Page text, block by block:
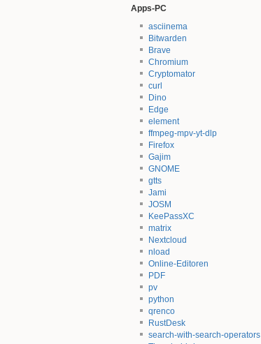
Apps-PC
asciinema
Bitwarden
Brave
Chromium
Cryptomator
curl
Dino
Edge
element
ffmpeg-mpv-yt-dlp
Firefox
Gajim
GNOME
gtts
Jami
JOSM
KeePassXC
matrix
Nextcloud
nload
Online-Editoren
PDF
pv
python
qrenco
RustDesk
search-with-search-operators